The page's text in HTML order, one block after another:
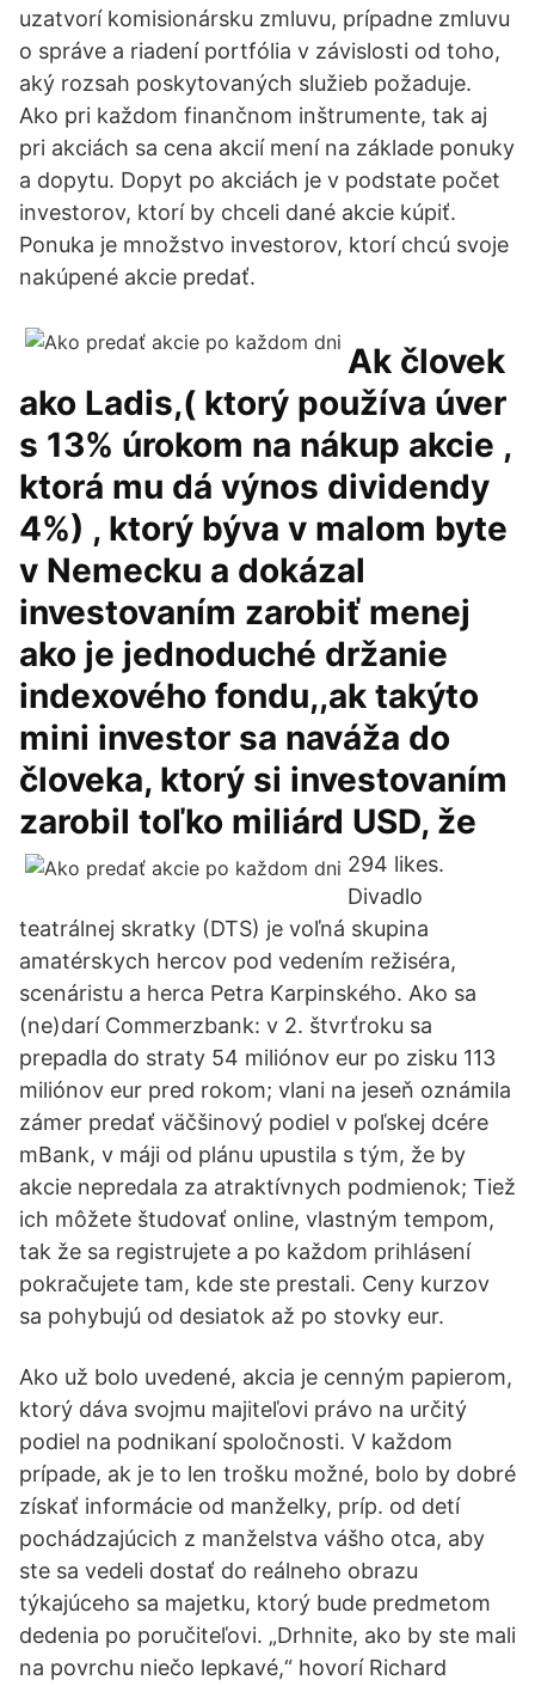
uzatvorí komisionársku zmluvu, prípadne zmluvu
o správe a riadení portfólia v závislosti od toho,
aký rozsah poskytovaných služieb požaduje.
Ako pri každom finančnom inštrumente, tak aj
pri akciách sa cena akcií mení na základe ponuky
a dopytu. Dopyt po akciách je v podstate počet
investorov, ktorí by chceli dané akcie kúpiť.
Ponuka je množstvo investorov, ktorí chcú svoje
nakúpené akcie predať.
Ak človek
ako Ladis,( ktorý používa úver
s 13% úrokom na nákup akcie ,
ktorá mu dá výnos dividendy
4%) , ktorý býva v malom byte
v Nemecku a dokázal
investovaním zarobiť menej
ako je jednoduché držanie
indexového fondu,,ak takýto
mini investor sa naváža do
človeka, ktorý si investovaním
zarobil toľko miliárd USD, že
294 likes.
Divadlo
teatrálnej skratky (DTS) je voľná skupina
amatérskych hercov pod vedením režiséra,
scenáristu a herca Petra Karpinského. Ako sa
(ne)darí Commerzbank: v 2. štvrťroku sa
prepadla do straty 54 miliónov eur po zisku 113
miliónov eur pred rokom; vlani na jeseň oznámila
zámer predať väčšinový podiel v poľskej dcére
mBank, v máji od plánu upustila s tým, že by
akcie nepredala za atraktívnych podmienok; Tiež
ich môžete študovať online, vlastným tempom,
tak že sa registrujete a po každom prihlásení
pokračujete tam, kde ste prestali. Ceny kurzov
sa pohybujú od desiatok až po stovky eur.
Ako už bolo uvedené, akcia je cenným papierom,
ktorý dáva svojmu majiteľovi právo na určitý
podiel na podnikaní spoločnosti. V každom
prípade, ak je to len trošku možné, bolo by dobré
získať informácie od manželky, príp. od detí
pochádzajúcich z manželstva vášho otca, aby
ste sa vedeli dostať do reálneho obrazu
týkajúceho sa majetku, ktorý bude predmetom
dedenia po poručiteľovi. „Drhnite, ako by ste mali
na povrchu niečo lepkavé,“ hovorí Richard